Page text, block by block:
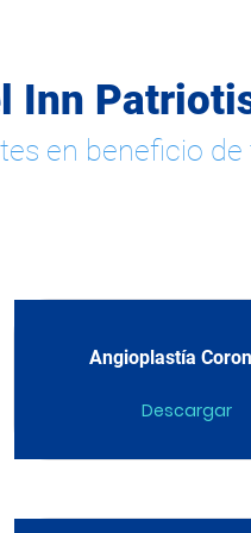
Inn
en beneficio de
Angioplastía
Descargar